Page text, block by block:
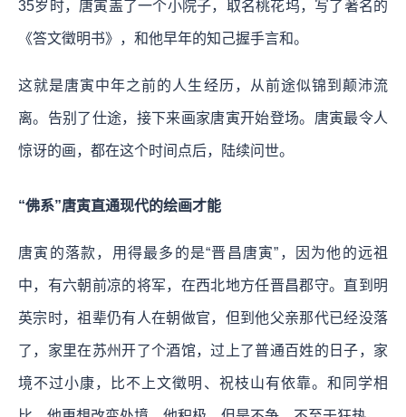
35岁时，唐寅盖了一个小院子，取名桃花坞，写了著名的
《答文徵明书》，和他早年的知己握手言和。
这就是唐寅中年之前的人生经历，从前途似锦到颠沛流
离。告别了仕途，接下来画家唐寅开始登场。唐寅最令人
惊讶的画，都在这个时间点后，陆续问世。
“佛系”唐寅直通现代的绘画才能
唐寅的落款，用得最多的是“晋昌唐寅”，因为他的远祖
中，有六朝前凉的将军，在西北地方任晋昌郡守。直到明
英宗时，祖辈仍有人在朝做官，但到他父亲那代已经没落
了，家里在苏州开了个酒馆，过上了普通百姓的日子，家
境不过小康，比不上文徵明、祝枝山有依靠。和同学相